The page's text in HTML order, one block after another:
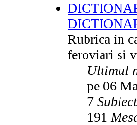
Rubrica in
feroviari si
Ultimul
pe 06
7
191